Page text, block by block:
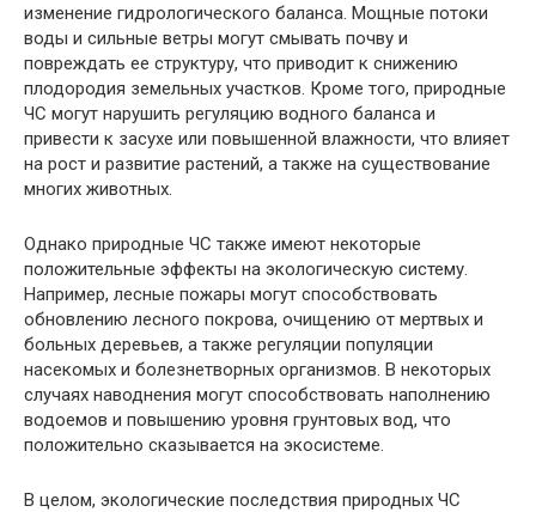
изменение гидрологического баланса. Мощные потоки
воды и сильные ветры могут смывать почву и
повреждать ее структуру, что приводит к снижению
плодородия земельных участков. Кроме того, природные
ЧС могут нарушить регуляцию водного баланса и
привести к засухе или повышенной влажности, что влияет
на рост и развитие растений, а также на существование
многих животных.
Однако природные ЧС также имеют некоторые
положительные эффекты на экологическую систему.
Например, лесные пожары могут способствовать
обновлению лесного покрова, очищению от мертвых и
больных деревьев, а также регуляции популяции
насекомых и болезнетворных организмов. В некоторых
случаях наводнения могут способствовать наполнению
водоемов и повышению уровня грунтовых вод, что
положительно сказывается на экосистеме.
В целом, экологические последствия природных ЧС